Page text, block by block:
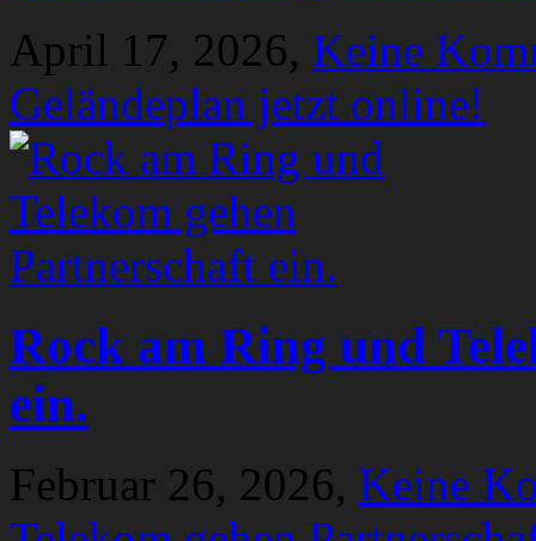
April 17, 2026, Keine
Geländeplan jetzt online!
Rock am Ring und
ein.
Februar 26, 2026, Keine